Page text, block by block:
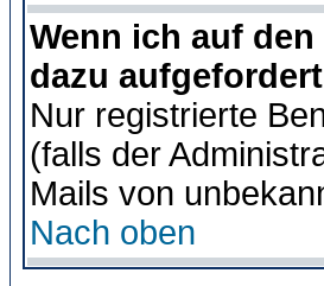
Wenn ich auf
dazu
Nur registrierte
(falls der
Mails von
Nach oben